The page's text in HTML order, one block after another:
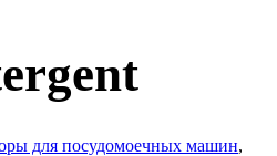
для посудомоечных машин,